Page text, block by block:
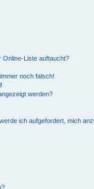
Online-Liste auftaucht?
noch falsch!
werden?
ich aufgefordert, mich